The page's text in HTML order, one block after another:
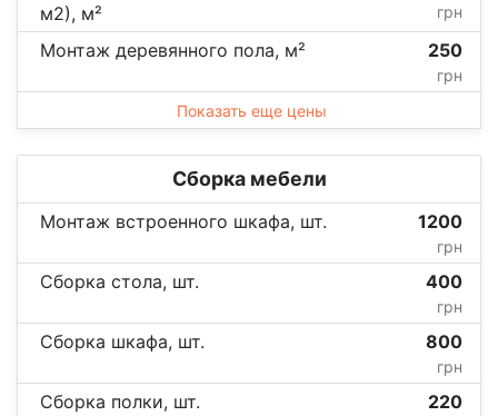
м2), м²
грн
Монтаж деревянного пола, м² 250
грн
Показать еще цены
Сборка мебели
Монтаж встроенного шкафа, шт. 1200
грн
Сборка стола, шт. 400
грн
Сборка шкафа, шт. 800
грн
Сборка полки, шт. 220